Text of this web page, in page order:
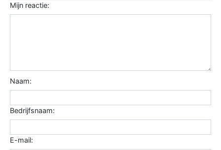
Mijn reactie:
Naam:
Bedrijfsnaam:
E-mail: